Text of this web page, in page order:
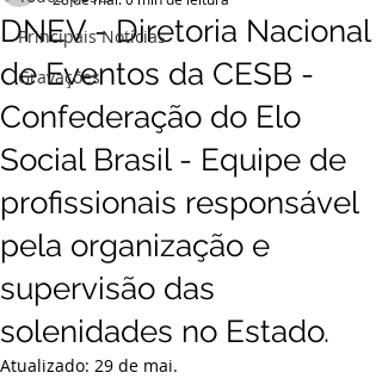
Principais Notícias
Gravações
DNEV - Diretoria Nacional
de Eventos da CESB -
Confederação do Elo
Social Brasil - Equipe de
profissionais responsável
pela organização e
supervisão das
solenidades no Estado.
Atualizado: 29 de mai.